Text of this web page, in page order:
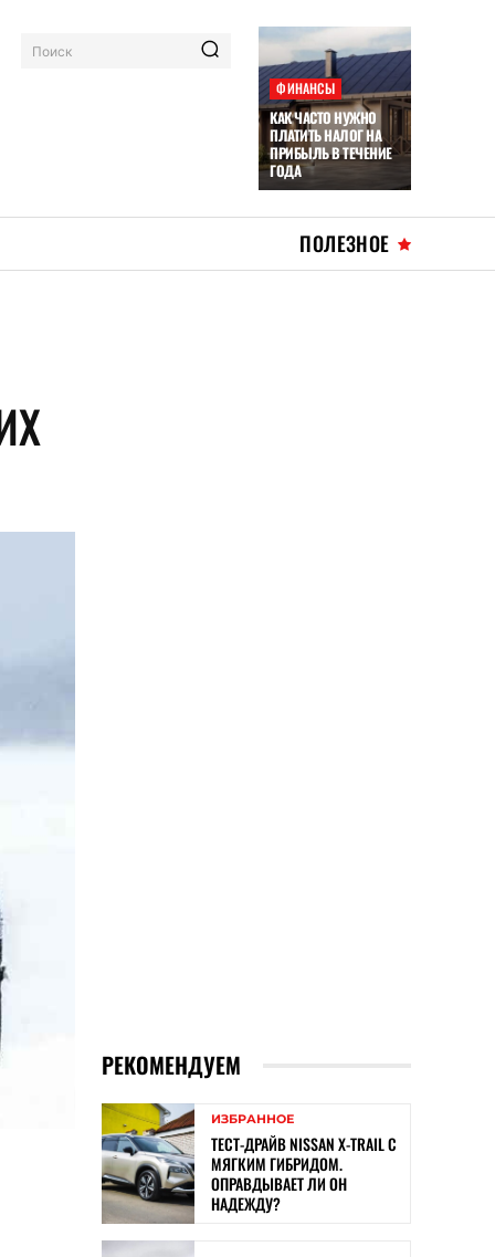
Поиск
ФИНАНСЫ
КАК ЧАСТО НУЖНО
ПЛАТИТЬ НАЛОГ НА
ПРИБЫЛЬ В ТЕЧЕНИЕ
ГОДА
ПОЛЕЗНОЕ
РЕКОМЕНДУЕМ
ИЗБРАННОЕ
ТЕСТ-ДРАЙВ NISSAN X-TRAIL С
МЯГКИМ ГИБРИДОМ.
ОПРАВДЫВАЕТ ЛИ ОН
НАДЕЖДУ?